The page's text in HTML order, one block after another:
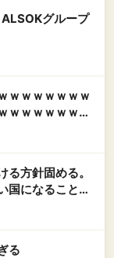
グループ
ｗｗｗｗｗｗｗ
ｗｗｗｗｗｗｗ
る方針固める。
国になることに
る